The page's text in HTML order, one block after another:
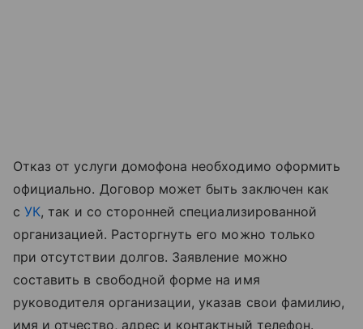
Отказ от услуги домофона необходимо оформить
официально. Договор может быть заключен как
сУК, так и со сторонней специализированной
организацией. Расторгнуть его можно только
при отсутствии долгов. Заявление можно
составить в свободной форме на имя
руководителя организации, указав свои фамилию,
имя и отчество, адрес и контактный телефон.